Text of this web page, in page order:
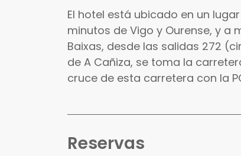
El hotel está ubicado en un
minutos de Vigo y Ourense, y a
Baixas, desde las salidas 272
de A Cañiza, se toma la
cruce de esta carretera con la
Reservas